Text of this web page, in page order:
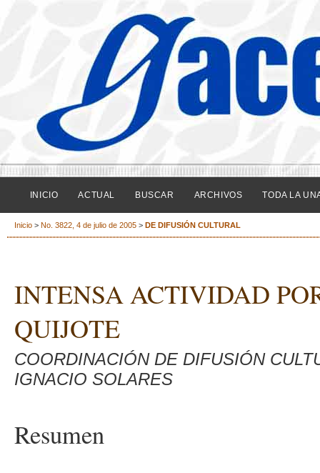
INICIO ACTUAL BUSCAR ARCHIVOS TODA LA
Inicio > No. 3822, 4 de julio de 2005 > DE DIFUSIÓN CULTURAL
INTENSA ACTIVIDAD
QUIJOTE
COORDINACIÓN DE DIFUSIÓN
IGNACIO SOLARES
Resumen